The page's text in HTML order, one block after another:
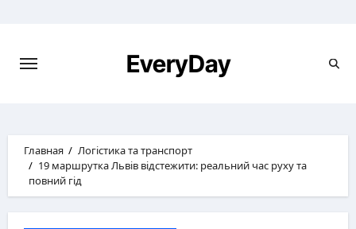
EveryDay
Главная
Логістика та транспорт
19 маршрутка Львів відстежити: реальний час руху та
повний гід